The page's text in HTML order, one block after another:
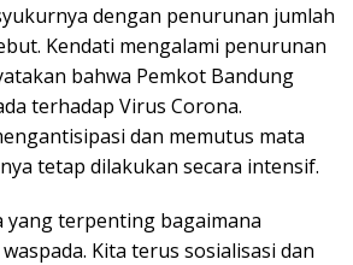
dengan penurunan jumlah
Kendati mengalami penurunan
bahwa Pemkot Bandung
terhadap Virus Corona.
dan memutus mata
tetap dilakukan secara intensif.
yang terpenting bagaimana
Kita terus sosialisasi dan